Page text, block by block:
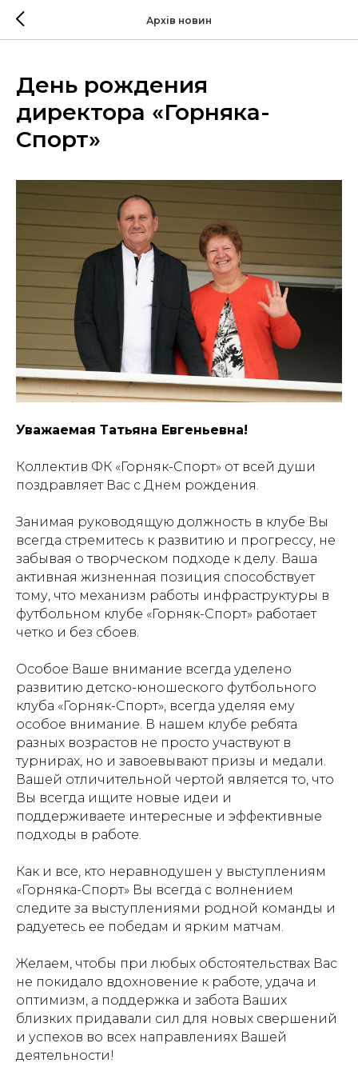
Архів новин
День рождения
директора «Горняка-
Спорт»
Уважаемая Татьяна Евгеньевна!
Коллектив ФК «Горняк-Спорт» от всей души
поздравляет Вас с Днем рождения.
Занимая руководящую должность в клубе Вы
всегда стремитесь к развитию и прогрессу, не
забывая о творческом подходе к делу. Ваша
активная жизненная позиция способствует
тому, что механизм работы инфраструктуры в
футбольном клубе «Горняк-Спорт» работает
четко и без сбоев.
Особое Ваше внимание всегда уделено
развитию детско-юношеского футбольного
клуба «Горняк-Спорт», всегда уделяя ему
особое внимание. В нашем клубе ребята
разных возрастов не просто участвуют в
турнирах, но и завоевывают призы и медали.
Вашей отличительной чертой является то, что
Вы всегда ищите новые идеи и
поддерживаете интересные и эффективные
подходы в работе.
Как и все, кто неравнодушен у выступлениям
«Горняка-Спорт» Вы всегда с волнением
следите за выступлениями родной команды и
радуетесь ее победам и ярким матчам.
Желаем, чтобы при любых обстоятельствах Вас
не покидало вдохновение к работе, удача и
оптимизм, а поддержка и забота Ваших
близких придавали сил для новых свершений
и успехов во всех направлениях Вашей
деятельности!